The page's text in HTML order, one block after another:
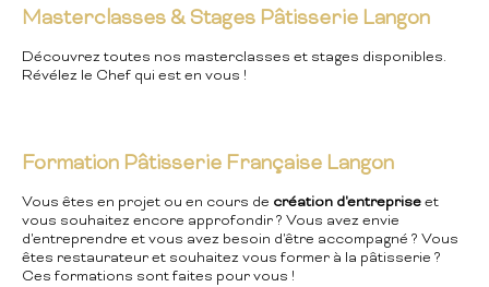
Masterclasses & Stages Pâtisserie Langon
Découvrez toutes nos masterclasses et stages disponibles.
Révélez le Chef qui est en vous !
Formation Pâtisserie Française Langon
Vous êtes en projet ou en cours de création d'entrepriseet
vous souhaitez encore approfondir ? Vous avez envie
d'entreprendre et vous avez besoin d'être accompagné ? Vous
êtes restaurateur et souhaitez vous former à la pâtisserie ?
Ces formations sont faites pour vous !